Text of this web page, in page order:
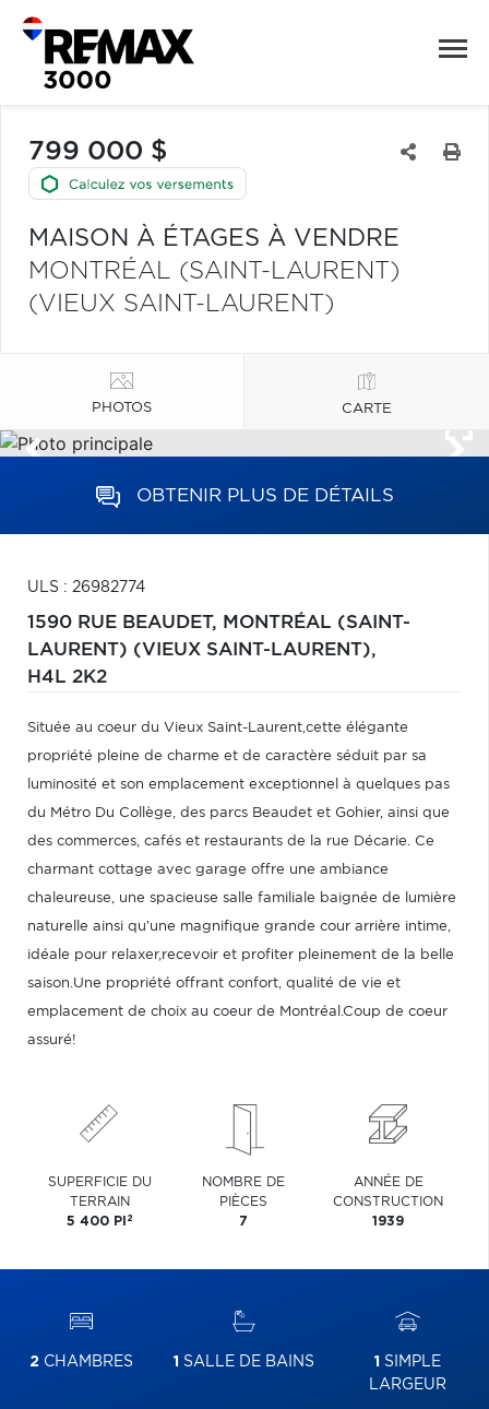
799 000 $
MAISON À ÉTAGES À VENDRE
MONTRÉAL (SAINT-LAURENT)
(VIEUX SAINT-LAURENT)
PHOTOS CARTE
OBTENIR PLUS DE DÉTAILS
ULS : 26982774
1590 RUE BEAUDET, MONTRÉAL (SAINT-
LAURENT) (VIEUX SAINT-LAURENT),
H4L 2K2
Située au coeur du Vieux Saint-Laurent,cette élégante
propriété pleine de charme et de caractère séduit par sa
luminosité et son emplacement exceptionnel à quelques pas
du Métro Du Collège, des parcs Beaudet et Gohier, ainsi que
des commerces, cafés et restaurants de la rue Décarie. Ce
charmant cottage avec garage offre une ambiance
chaleureuse, une spacieuse salle familiale baignée de lumière
naturelle ainsi qu'une magnifique grande cour arrière intime,
idéale pour relaxer,recevoir et profiter pleinement de la belle
saison.Une propriété offrant confort, qualité de vie et
emplacement de choix au coeur de Montréal.Coup de coeur
assuré!
SUPERFICIE DU
TERRAIN
5 400 PI 2
NOMBRE DE
PIÈCES
7
ANNÉE DE
CONSTRUCTION
1939
2 CHAMBRES 1 SALLE DE BAINS 1 SIMPLE
LARGEUR